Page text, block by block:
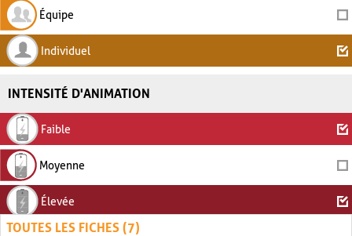
Équipe
Individuel
INTENSITÉ D'ANIMATION
Faible
Moyenne
Élevée
TOUTES LES FICHES (7)